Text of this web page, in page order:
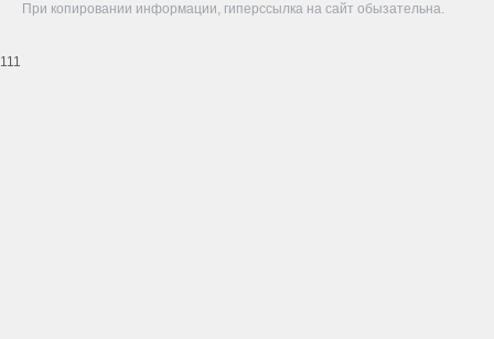
При копировании информации, гиперссылка на сайт обызательна.
111